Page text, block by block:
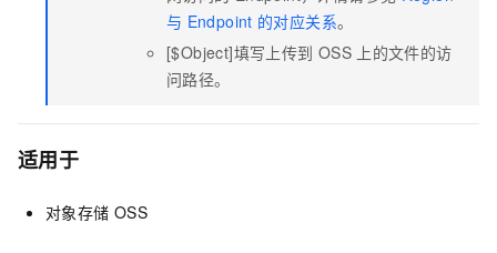
与 Endpoint 的对应关系。
[$Object]填写上传到 OSS 上的文件的访
问路径。
适用于
对象存储 OSS